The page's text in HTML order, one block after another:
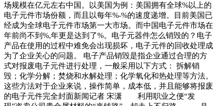
场规模在亿元左右中国。以美国为例：美国拥有全球%以上的
电子元件市场份额，而且以每年%-%的速度递增。目前美国已
经成为全球电子元件市场第一大市场。而中国电子元件市场在
年前尚不到%,年更是达到了%。电子元器件怎么销毁的？电子
产品在使用的过程中难免会出现损坏，电子元件的回收处理成
为了企业关心的问题。 电子产品销毁是指企业通过合理的方
式对报废电子元件进行处理，一般采用以下方式： 拆解销
毁；化学分解；焚烧和水解处理；化学氧化和热处理等方法。
这些方法对于企业来说，操作简单，成本低，并且能够将报废
的电子元件完全封面新闻记者 宋潇 利用职业之便“发